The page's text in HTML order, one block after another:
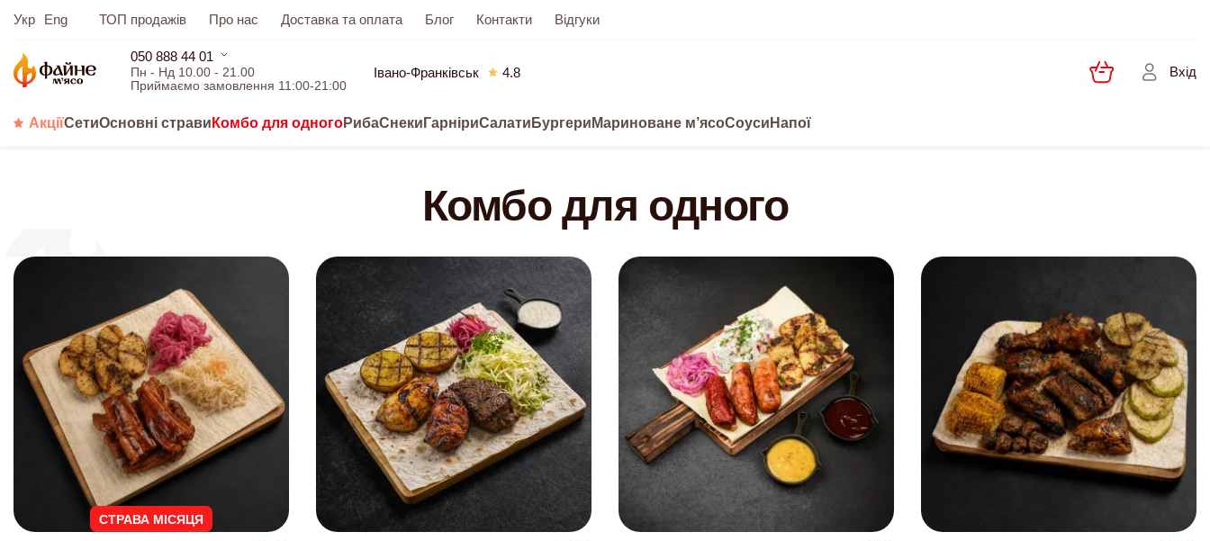
Укр Eng ТОП продажів Про нас Доставка та оплата Блог Контакти Відгуки
050 888 44 01
Пн - Нд 10.00 - 21.00
Приймаємо замовлення 11:00-21:00
Івано-Франківськ 4.8 Вхід
АкціїСетиОсновні страви Комбо для одногоРибаСнеки ГарніриСалати Бургери Мариноване м’ясоСоуси Напої
Комбо для одного
СТРАВА МІСЯЦЯ